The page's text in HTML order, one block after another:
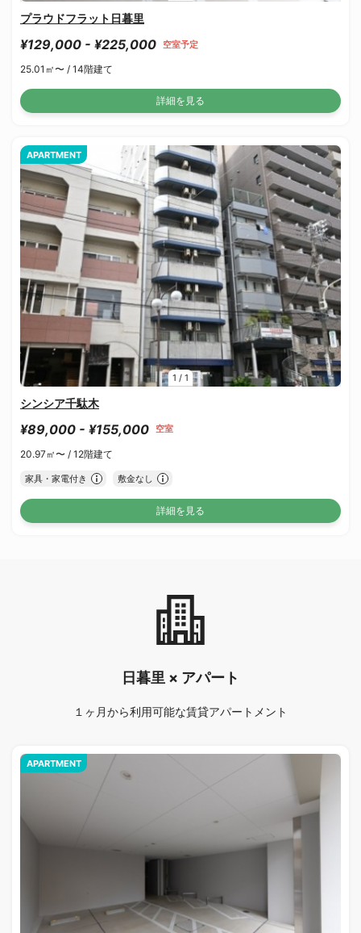
プラウドフラット日暮里
¥129,000 - ¥225,000 空室予定
25.01㎡〜 / 14階建て
詳細を見る
1 / 1
APARTMENT
シンシア千駄木
¥89,000 - ¥155,000 空室
20.97㎡〜 / 12階建て
家具・家電付き 敷金なし
詳細を見る
日暮里 × アパート
１ヶ月から利用可能な賃貸アパートメント
APARTMENT